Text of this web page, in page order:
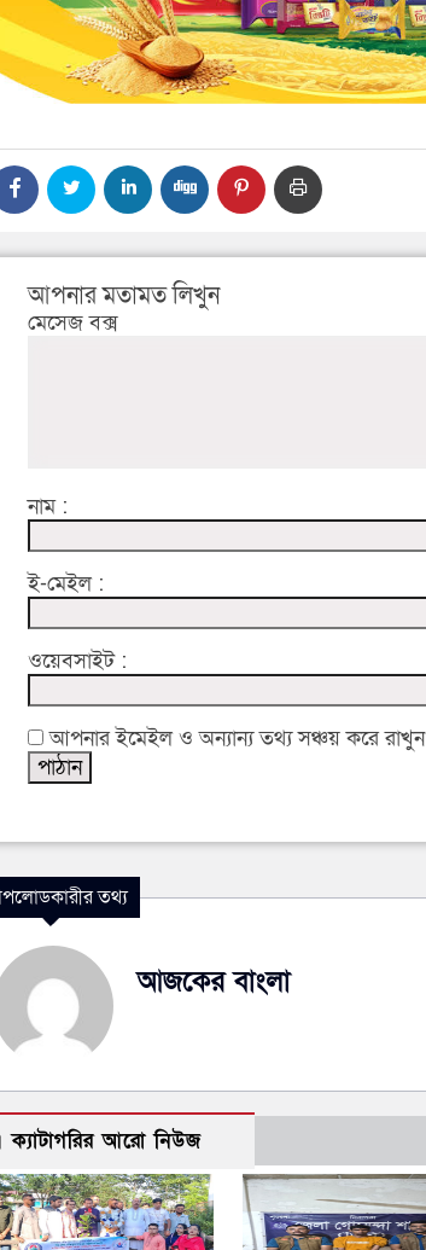
আপনার মতামত লিখুন
মেসেজ বক্স
নাম :
ই-মেইল :
ওয়েবসাইট :
আপনার ইমেইল ও অন্যান্য তথ্য সঞ্চয় করে রাখুন
তথ্য
আজকের বাংলা
ক্যাটাগরির আরো নিউজ